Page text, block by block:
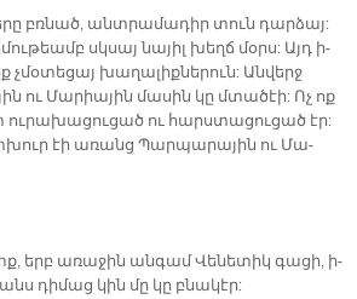
բռնած, անտ­րա­մա­դիր տուն դար­ձայ:
սկսայ նա­յիլ խեղճ մօրս: Այդ ի­
չմօ­տե­ցայ խա­ղա­լիք­նե­րուն: Ան­վերջ
ու Մա­րիա­յին մա­սին կը մտա­ծէի: Ոչ ոք
ու­րա­խա­ցու­ցած ու հարս­տա­ցու­ցած էր:
էի ա­ռանց Պար­պա­րա­յին ու Մա­
երբ ա­ռա­ջին ան­գամ Վե­նե­տիկ գա­ցի, ի­
դի­մաց կին մը կը բնա­կէր: